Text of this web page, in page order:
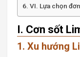
VI. Lựa chọn
I. Cơn sốt
1. Xu hướng